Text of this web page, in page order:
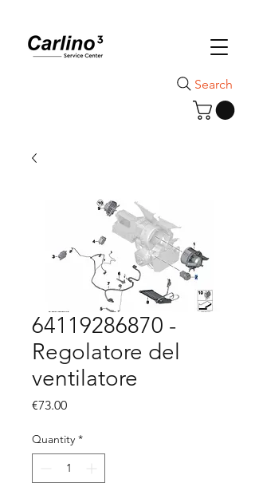
Search
64119286870 -
Regolatore del
ventilatore
€73.00Price
Quantity *